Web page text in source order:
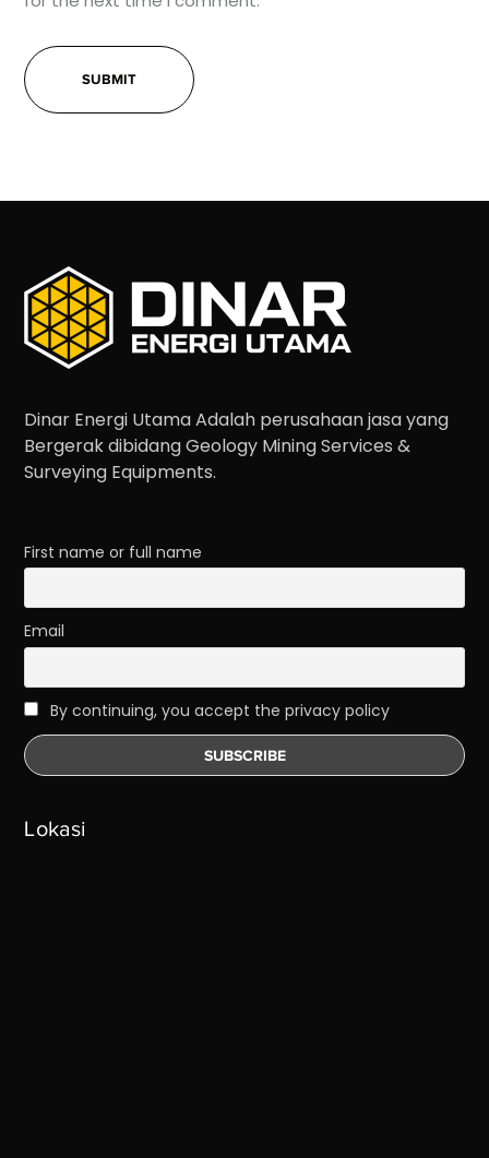
Dinar Energi Utama Adalah perusahaan jasa yang
Bergerak dibidang Geology Mining Services &
Surveying Equipments.
First name or full name
Email
By continuing, you accept the privacy policy
Lokasi